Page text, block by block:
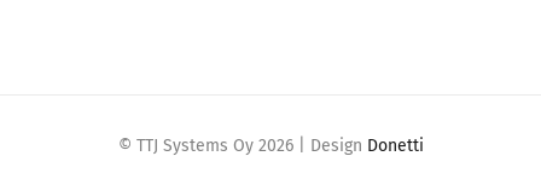
© TTJ Systems Oy 2026 | Design Donetti